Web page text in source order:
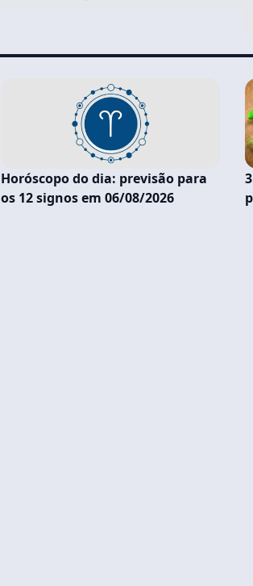
Horóscopo do dia: previsão para
os 12 signos em 06/08/2026